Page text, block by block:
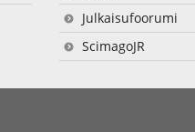
Julkaisufoorumi
ScimagoJR